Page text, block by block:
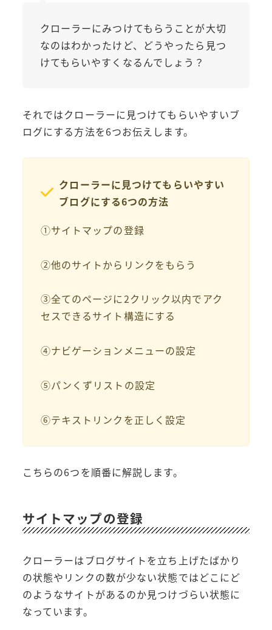
クローラーにみつけてもらうことが大切
なのはわかったけど、どうやったら見つ
けてもらいやすくなるんでしょう？
それではクローラーに見つけてもらいやすいブ
ログにする方法を6つお伝えします。
クローラーに見つけてもらいやすい
ブログにする6つの方法
①サイトマップの登録
②他のサイトからリンクをもらう
③全てのページに2クリック以内でアク
セスできるサイト構造にする
④ナビゲーションメニューの設定
⑤パンくずリストの設定
⑥テキストリンクを正しく設定
こちらの6つを順番に解説します。
サイトマップの登録
クローラーはブログサイトを立ち上げたばかり
の状態やリンクの数が少ない状態ではどこにど
のようなサイトがあるのか見つけづらい状態に
なっています。